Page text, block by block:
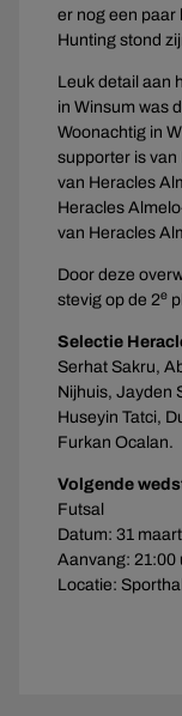
er nog een paar
Hunting stond
Leuk detail aan
in Winsum was
Woonachtig in
supporter is van
van Heracles
Heracles
van Heracles
Door deze
stevig op de 2e
Selectie
Serhat Sakru,
Nijhuis, Jayden
Huseyin Tatci,
Furkan Ocalan.
Volgende
Futsal
Datum: 31 maart
Aanvang: 21:00
Locatie: